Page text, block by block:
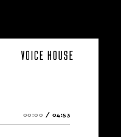
00:00 / 04:53